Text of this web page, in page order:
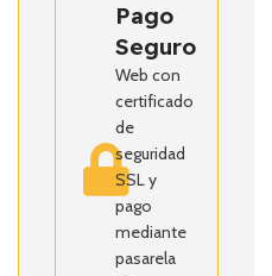
Pago
Seguro
Web con
certificado
de
seguridad
SSL y
pago
mediante
pasarela